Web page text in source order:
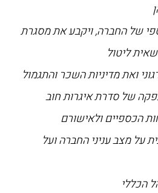
של החברה, ויקבע את מסגרת
ליטול
ואת מדיניות השכר והתגמול
של סדרת איגרות חוב
הכספיים ולאישורם
על מצב עניני החברה ועל
הכללי